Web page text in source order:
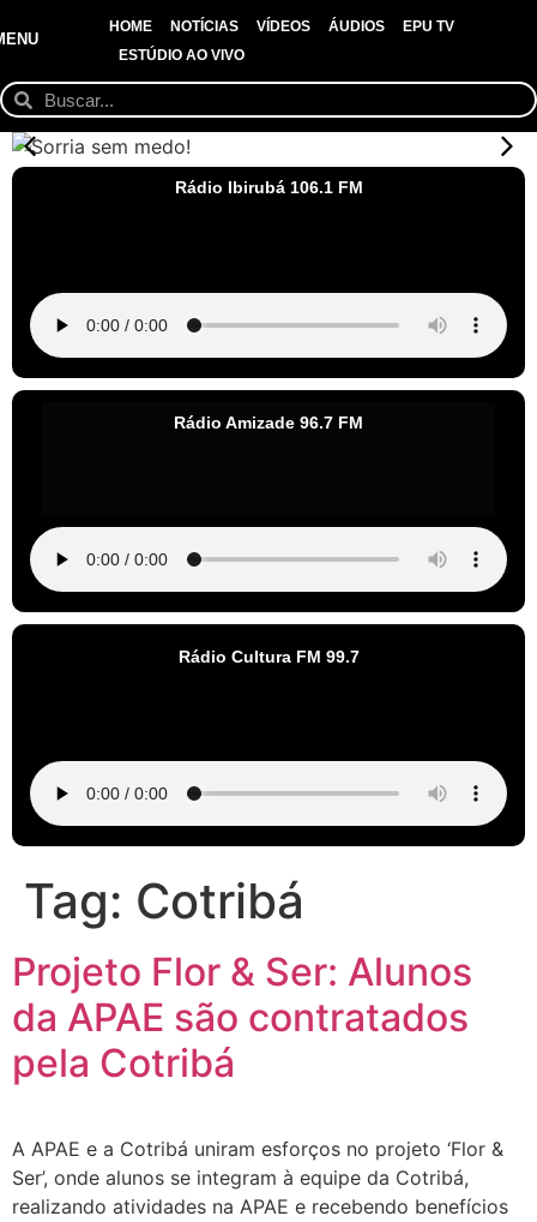
HOME NOTÍCIAS VÍDEOS ÁUDIOS
EPU TV
ESTÚDIO AO VIVO
Rádio Ibirubá 106.1 FM
Rádio Amizade 96.7 FM
Rádio Cultura FM 99.7
Tag: Cotribá
Projeto Flor & Ser: Alunos
da APAE são contratados
pela Cotribá
A APAE e a Cotribá uniram esforços no projeto ‘Flor &
Ser’, onde alunos se integram à equipe da Cotribá,
realizando atividades na APAE e recebendo benefícios